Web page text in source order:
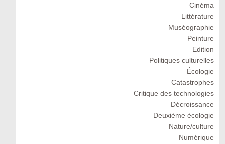
Cinéma
Littérature
Muséographie
Peinture
Edition
Politiques culturelles
Écologie
Catastrophes
Critique des technologies
Décroissance
Deuxiéme écologie
Nature/culture
Numérique